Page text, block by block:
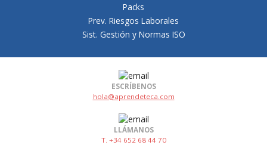
Packs
Prev. Riesgos Laborales
Sist. Gestión y Normas ISO
ESCRÍBENOS
hola@aprendeteca.com
LLÁMANOS
T. +34 652 68 44 70